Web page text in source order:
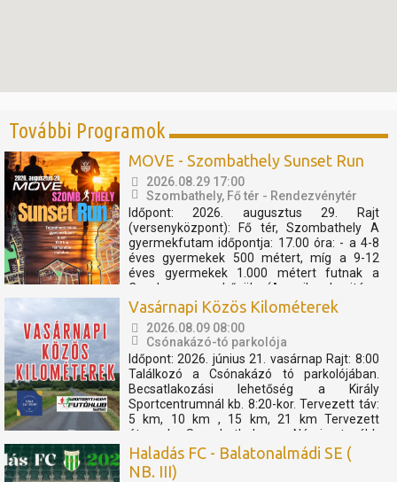
További Programok
MOVE - Szombathely Sunset Run
2026.08.29 17:00
Szombathely, Fő tér - Rendezvénytér
Időpont: 2026. augusztus 29. Rajt
(versenyközpont): Fő tér, Szombathely A
gyermekfutam időpontja: 17.00 óra: - a 4-8
éves gyermekek 500 métert, míg a 9-12
éves gyermekek 1.000 métert futnak a
Cosplay szuperhősök (Amerika kapitány,
Thor, Pókember, Venom) műsorát, és a velük
való közös bemelegítést követően....
Vasárnapi Közös Kilométerek
2026.08.09 08:00
Csónakázó-tó parkolója
Időpont: 2026. június 21. vasárnap Rajt: 8:00
Találkozó a Csónakázó tó parkolójában.
Becsatlakozási lehetőség a Király
Sportcentrumnál kb. 8:20-kor. Tervezett táv:
5 km, 10 km , 15 km, 21 km Tervezett
útvonal: Szombathely - Nárai -tovább
Pornóapáti felé, féltávnál fordulással. A
rövidebb távok féltávnál...
Haladás FC - Balatonalmádi SE (
NB. III)